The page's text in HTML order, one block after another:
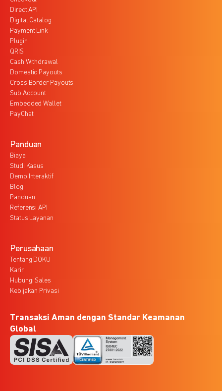
Direct API
Digital Catalog
Payment Link
Plugin
QRIS
Cash Withdrawal
Domestic Payouts
Cross Border Payouts
Sub Account
Embedded Wallet
PayChat
Panduan
Biaya
Studi Kasus
Demo Interaktif
Blog
Panduan
Referensi API
Status Layanan
Perusahaan
Tentang DOKU
Karir
Hubungi Sales
Kebijakan Privasi
Transaksi Aman dengan Standar Keamanan
Global